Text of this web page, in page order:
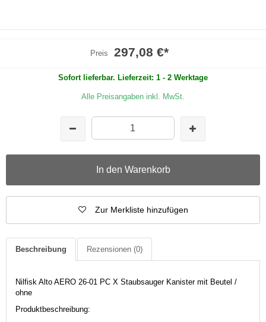
Preis 297,08 €*
Sofort lieferbar. Lieferzeit: 1 - 2 Werktage
Alle Preisangaben inkl. MwSt.
In den Warenkorb
Zur Merkliste hinzufügen
Beschreibung Rezensionen (0)
Nilfisk Alto AERO 26-01 PC X Staubsauger Kanister mit Beutel /
ohne
Produktbeschreibung: